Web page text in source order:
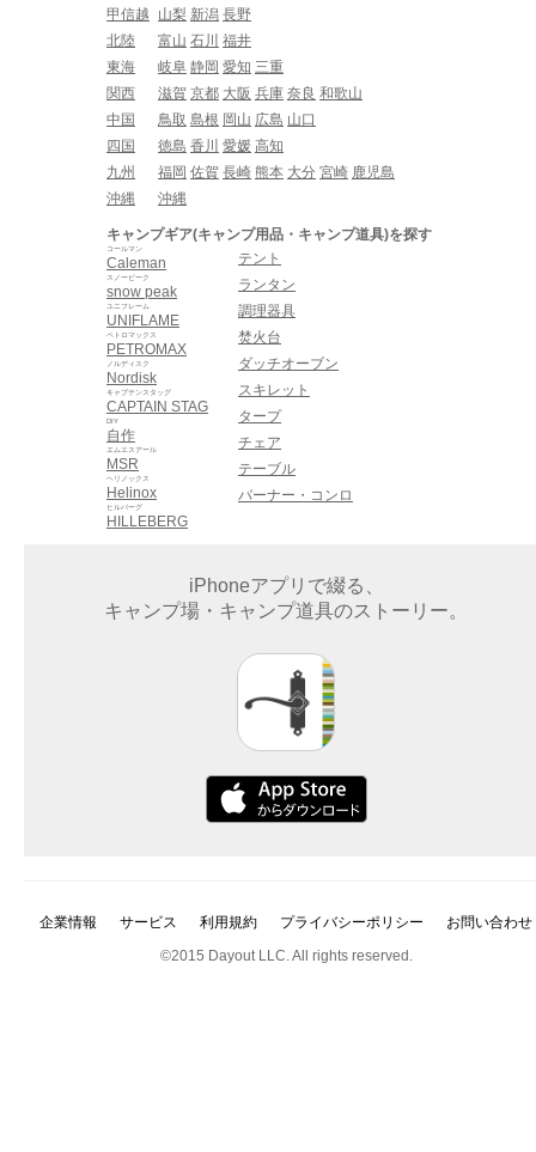
甲信越
山梨 新潟 長野
北陸
富山 石川 福井
東海
岐阜 静岡 愛知 三重
関西
滋賀 京都 大阪 兵庫 奈良 和歌山
中国
鳥取 島根 岡山 広島 山口
四国
徳島 香川 愛媛 高知
九州
福岡 佐賀 長崎 熊本 大分 宮崎 鹿児島
沖縄
沖縄
キャンプギア(キャンプ用品・キャンプ道具)を探す
Caleman
コールマン
snow peak
スノーピーク
UNIFLAME
ユニフレーム
PETROMAX
ペトロマックス
Nordisk
ノルディスク
CAPTAIN STAG
キャプテンスタッグ
自作
DIY
MSR
エムエスアール
Helinox
ヘリノックス
HILLEBERG
ヒルバーグ
テント
ランタン
調理器具
焚火台
ダッチオーブン
スキレット
タープ
チェア
テーブル
バーナー・コンロ
iPhoneアプリで綴る、
キャンプ場・キャンプ道具のストーリー。
企業情報 サービス 利用規約 プライバシーポリシー
お問い合わせ
©2015 Dayout LLC. All rights reserved.